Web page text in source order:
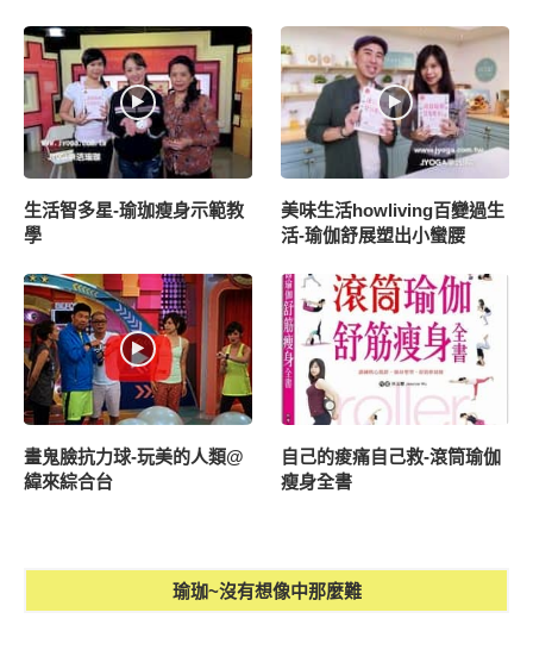
生活智多星-瑜珈瘦身示範教
學
美味生活howliving百變過生
活-瑜伽舒展塑出小蠻腰
畫鬼臉抗力球-玩美的人類@
緯來綜合台
自己的痠痛自己救-滾筒瑜伽
瘦身全書
瑜珈~沒有想像中那麼難